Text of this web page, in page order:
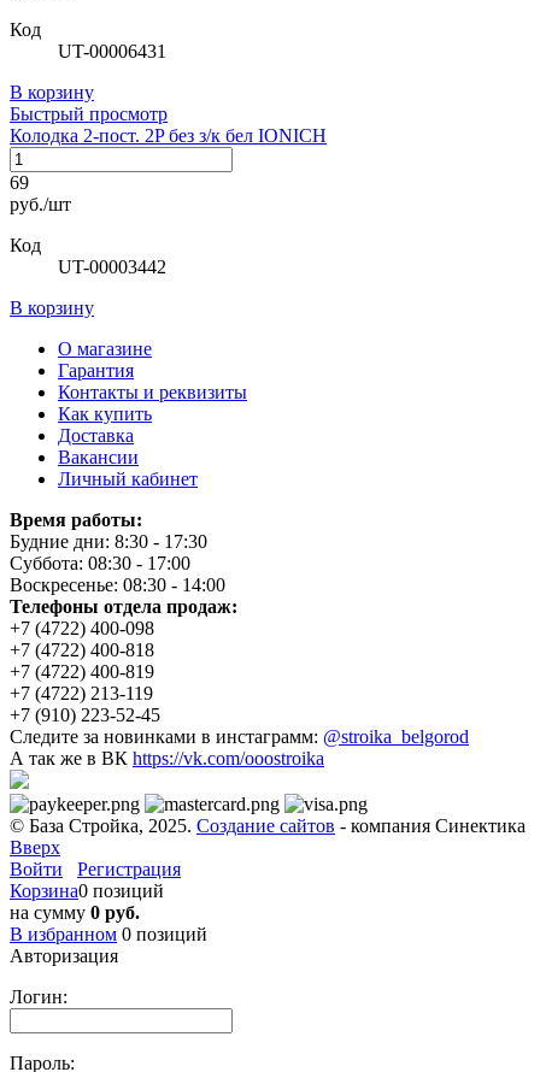
Код
UT-00006431
В корзину
Быстрый просмотр
Колодка 2-пост. 2P без з/к бел IONICH
69
руб./шт
Код
UT-00003442
В корзину
О магазине
Гарантия
Контакты и реквизиты
Как купить
Доставка
Вакансии
Личный кабинет
Время работы:
Будние дни: 8:30 - 17:30
Суббота: 08:30 - 17:00
Воскресенье: 08:30 - 14:00
Телефоны отдела продаж:
+7 (4722) 400-098
+7 (4722) 400-818
+7 (4722) 400-819
+7 (4722) 213-119
+7 (910) 223-52-45
Следите за новинками в инстаграмм: @stroika_belgorod
А так же в ВК https://vk.com/ooostroika
© База Стройка, 2025. Создание сайтов - компания Синектика
Вверх
Войти
Регистрация
Корзина0 позиций
на сумму 0 руб.
В избранном 0 позиций
Авторизация
Логин:
Пароль: